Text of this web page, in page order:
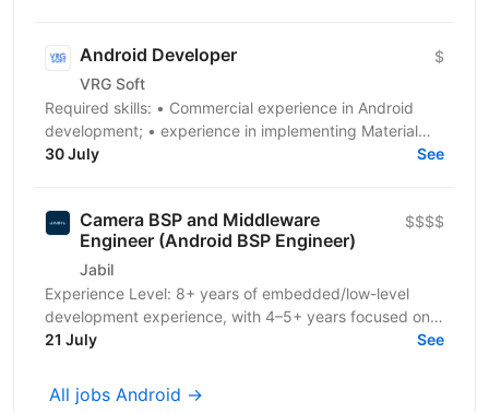
Android Developer
VRG Soft
$
Required skills: • Сommercial experience in Android
development; • experience in implementing Material
Design and well designed UI; • advanced knowledge...
30 July See
Camera BSP and Middleware
Engineer (Android BSP Engineer)
Jabil
$$$$
Experience Level: 8+ years of embedded/low-level
development experience, with 4–5+ years focused on
Linux / Android BSP and camera or multimedia
21 July See
All jobs Android →